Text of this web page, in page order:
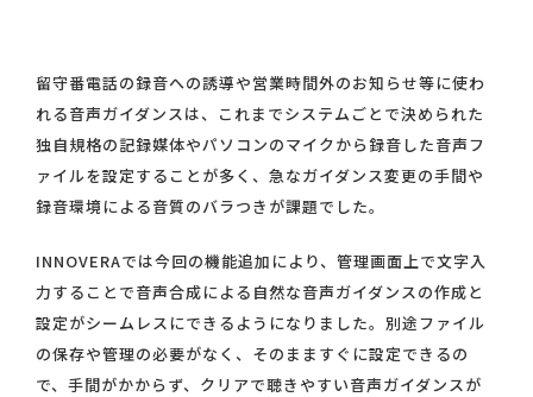
留守番電話の録音への誘導や営業時間外のお知らせ等に使わ
れる音声ガイダンスは、これまでシステムごとで決められた
独自規格の記録媒体やパソコンのマイクから録音した音声フ
ァイルを設定することが多く、急なガイダンス変更の手間や
録音環境による音質のバラつきが課題でした。
INNOVERAでは今回の機能追加により、管理画面上で文字入
力することで音声合成による自然な音声ガイダンスの作成と
設定がシームレスにできるようになりました。別途ファイル
の保存や管理の必要がなく、そのまますぐに設定できるの
で、手間がかからず、クリアで聴きやすい音声ガイダンスが